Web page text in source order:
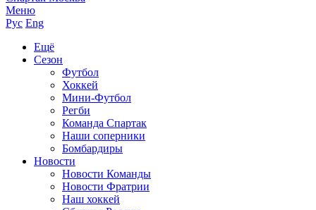
Меню
Рус Eng
Ещё
Сезон
Футбол
Хоккей
Мини-Футбол
Регби
Команда Спартак
Наши соперники
Бомбардиры
Новости
Новости Команды
Новости Фратрии
Наш хоккей